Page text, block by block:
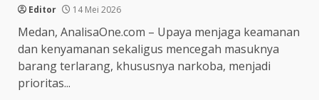
Editor 14 Mei 2026
Medan, AnalisaOne.com – Upaya menjaga keamanan
dan kenyamanan sekaligus mencegah masuknya
barang terlarang, khususnya narkoba, menjadi
prioritas...